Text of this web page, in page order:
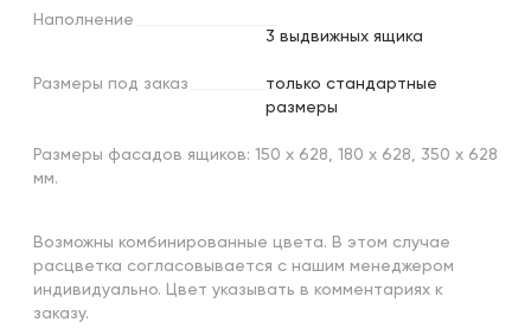
Наполнение
3 выдвижных ящика
Размеры под заказ
только стандартные
размеры
Размеры фасадов ящиков: 150 х 628, 180 х 628, 350 х 628
мм.
Возможны комбинированные цвета. В этом случае
расцветка согласовывается с нашим менеджером
индивидуально. Цвет указывать в комментариях к
заказу.